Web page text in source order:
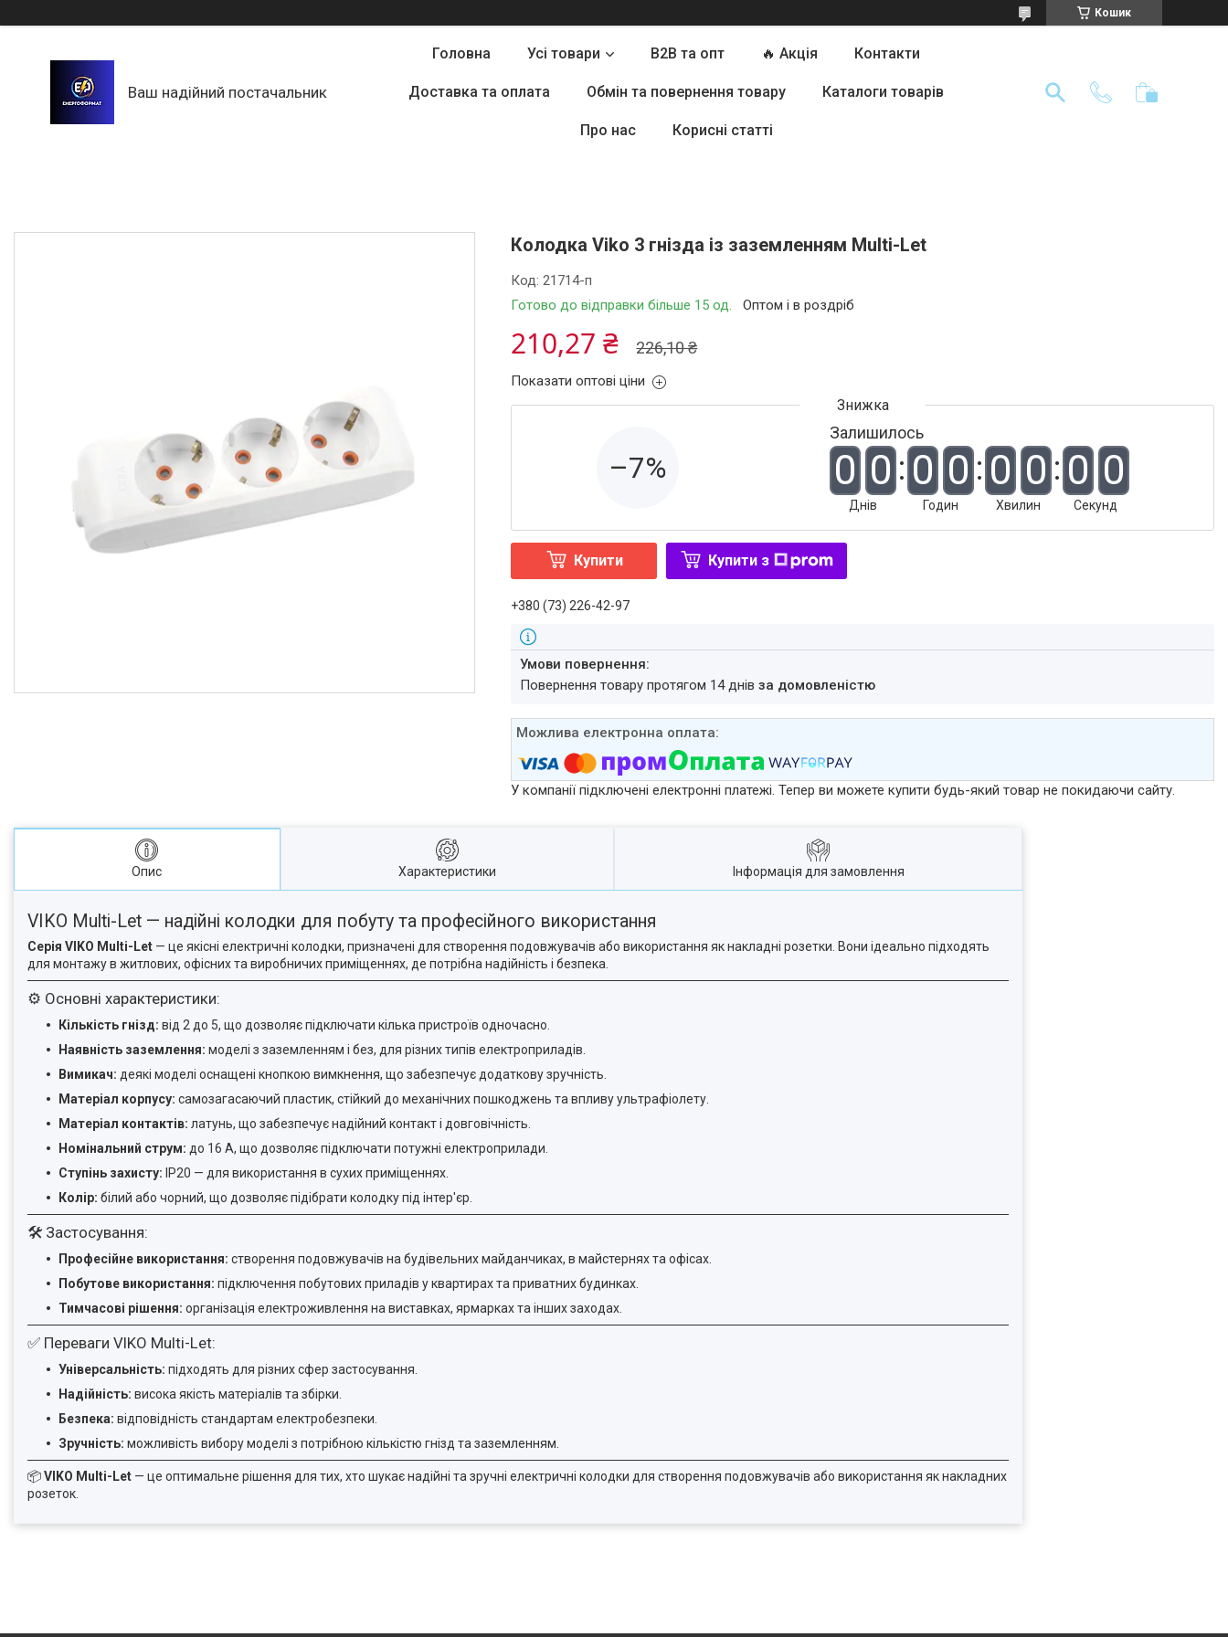
Кошик
Ваш надійний постачальник
Головна Усі товари B2B та опт 🔥 Акція Контакти
Доставка та оплата Обмін та повернення товару Каталоги товарів
Про нас Корисні статті
Колодка Viko 3 гнізда із заземленням Multi-Let
Готово до відправки більше 15 од. Оптом і в роздріб
Код:21714-п
226,10 ₴
210,27 ₴
Показати оптові ціни
–7%
Залишилось
0 0
Днів
0 0
Годин
0 0
Хвилин
0 0
Секунд
Купити Купити з
+380 (73) 226-42-97
повернення товару протягом 14 днівза домовленістю
У компанії підключені електронні платежі. Тепер ви можете купити будь-який товар не покидаючи сайту.
Опис Характеристики Інформація для замовлення
VIKO Multi-Let — надійні колодки для побуту та професійного використання
Серія VIKO Multi-Let — це якісні електричні колодки, призначені для створення подовжувачів або використання як накладні розетки. Вони ідеально підходять
для монтажу в житлових, офісних та виробничих приміщеннях, де потрібна надійність і безпека.
⚙️ Основні характеристики:
Кількість гнізд: від 2 до 5, що дозволяє підключати кілька пристроїв одночасно.
Наявність заземлення: моделі з заземленням і без, для різних типів електроприладів.
Вимикач: деякі моделі оснащені кнопкою вимкнення, що забезпечує додаткову зручність.
Матеріал корпусу: самозагасаючий пластик, стійкий до механічних пошкоджень та впливу ультрафіолету.
Матеріал контактів: латунь, що забезпечує надійний контакт і довговічність.
Номінальний струм: до 16 А, що дозволяє підключати потужні електроприлади.
Ступінь захисту: IP20 — для використання в сухих приміщеннях.
Колір: білий або чорний, що дозволяє підібрати колодку під інтер'єр.
🛠 Застосування:
Професійне використання: створення подовжувачів на будівельних майданчиках, в майстернях та офісах.
Побутове використання: підключення побутових приладів у квартирах та приватних будинках.
Тимчасові рішення: організація електроживлення на виставках, ярмарках та інших заходах.
✅ Переваги VIKO Multi-Let:
Універсальність: підходять для різних сфер застосування.
Надійність: висока якість матеріалів та збірки.
Безпека: відповідність стандартам електробезпеки.
Зручність: можливість вибору моделі з потрібною кількістю гнізд та заземленням.
📦VIKO Multi-Let — це оптимальне рішення для тих, хто шукає надійні та зручні електричні колодки для створення подовжувачів або використання як накладних
розеток.